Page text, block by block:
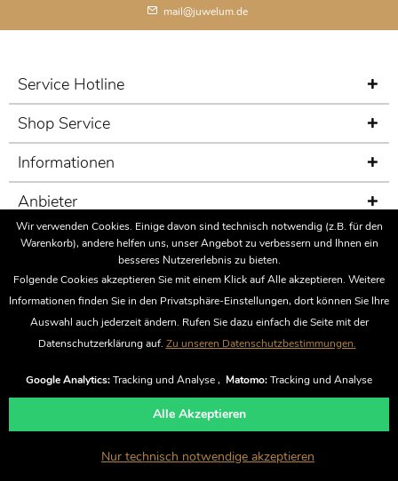
mail@juwelum.de
Service Hotline
Shop Service
Informationen
Anbieter
Sicherheit
Fairness im Handel
Bewertungen
Nachnahmegebühren, wenn nicht anders beschrieben
Wir verwenden Cookies. Einige davon sind technisch notwendig (z.B. für den
Warenkorb), andere helfen uns, unser Angebot zu verbessern und Ihnen ein
besseres Nutzererlebnis zu bieten.
Folgende Cookies akzeptieren Sie mit einem Klick auf Alle akzeptieren. Weitere
Informationen finden Sie in den Privatsphäre-Einstellungen, dort können Sie Ihre
Auswahl auch jederzeit ändern. Rufen Sie dazu einfach die Seite mit der
Datenschutzerklärung auf. Zu unseren Datenschutzbestimmungen.
Google Analytics:Tracking und Analyse , Matomo:Tracking und Analyse
Nur technisch notwendige akzeptieren
Alle Akzeptieren